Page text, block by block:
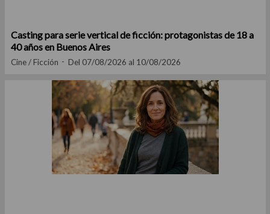
Casting para serie vertical de ficción: protagonistas de 18 a
40 años en Buenos Aires
Cine / Ficción Del 07/08/2026 al 10/08/2026